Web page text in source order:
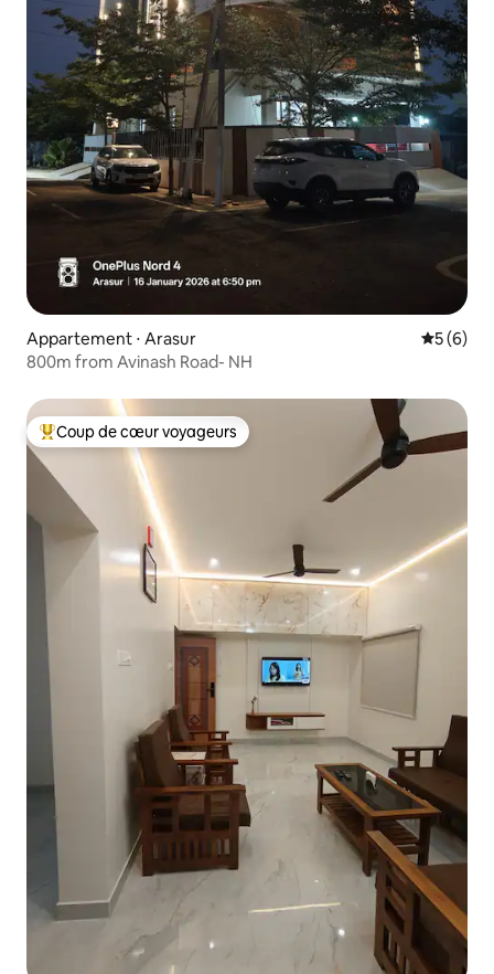
Appartement ⋅ Arasur
5 (6)
800m from Avinash Road- NH
Coups de cœur voyageurs les plus appréciés
Coup de cœur voyageurs